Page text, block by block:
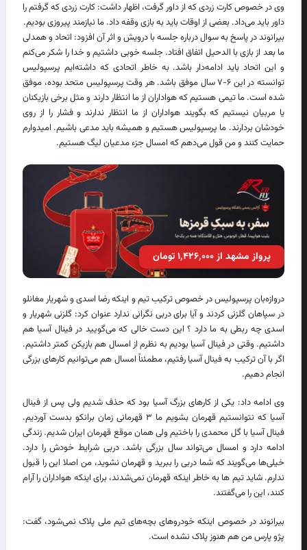
وی در خصوص کارت زردی که از داور گرفت، اظهار داشت: کارت زردی که گرفتم را
داور باید می‌داد. بعضی از اوقات باید به بازی وقفه داد. ما نیازمند پیروزی بودیم.
بیرانوند در پاسخ به سوال درباره جلسه با درویش و اثر آن افزود: اتحاد و همدلی
ما بعد از بازی با الدحیل اتفاق افتاد. جلسه خوبی داشتیم و خدا را شکر می‌کنم
و این اتحاد باید ادامه‌دار باشد. به خاطر اتحادی که داشته‌ایم پرسپولیس
توانسته در این ۶-۷ سال موفق باشد. هر وقت پرسپولیس متحد بوده، موفق
شده است. ما تیمی هستیم که هواداران از ما انتظار دارند و مثل برخی بازیکنان
یا مربیان نیستیم که بگویند هواداران از ما انتظار ندارند و فشار را از روی
خودشان بردارند. ما پرسپولیس هستیم و همیشه باید مدعی باشیم. امیدوارم
حمایت کنند و من قول می‌دهم که امسال جزء مدعیان لیگ هستیم.
پرواز مشهد از ۱٬۴۲۶٬۰۰۰ تومان
دروازه‌بان پرسپولیس در خصوص ترکیب تیم و اینکه رضا اسدی و شهریار مغانلو
در سپاهان گلزنی کردند و آیا برای دربی نگرانی ندارد عنوان کرد: گلزنی شهریار و
اسدی چه ربطی به ما دارد ؟ این دست خالی که می‌گویید در فینال آسیا هم
داشتیم. وقتی در فینال آسیا بودیم به نظرم از امسال هم بازیکن کمتر داشتیم.
اگر با آن ترکیب به فینال آسیا رفتیم، مطمئناً امسال هم می‌توانیم کارهای بزرگی
انجام دهیم.
وی ادامه داد: یکی از کارهای بزرگ آسیا بود که حذف شدیم ولی پس از فینال
آسیا که نتوانستیم قهرمان بشویم ما ۳ قهرمانی زمان برانکو بدست آوردیم.
فینال آسیا با گل محمدی را باختیم ولی همان موقع قهرمان ایران شدیم. زندگی
ادامه دارد و امسال می‌تواند سال بزرگی باشد. دربی شرایط خودش را دارد.
خیلی‌ها می‌گویند که شما دربی را ببرید و قهرمان نشوید، من اصلا این را قبول
ندارم. شاید تیم ها به خاطر اینکه قهرمان نمی‌شدند، برای اینکه هواداران را آرام
کنند، این را می‌گفتند.
بیرانوند در خصوص اینکه خودروهای بچه‌های تیم ملی پلاک نمی‌شود، گفت:
پژو پارس من هم هنوز پلاک نشده است.